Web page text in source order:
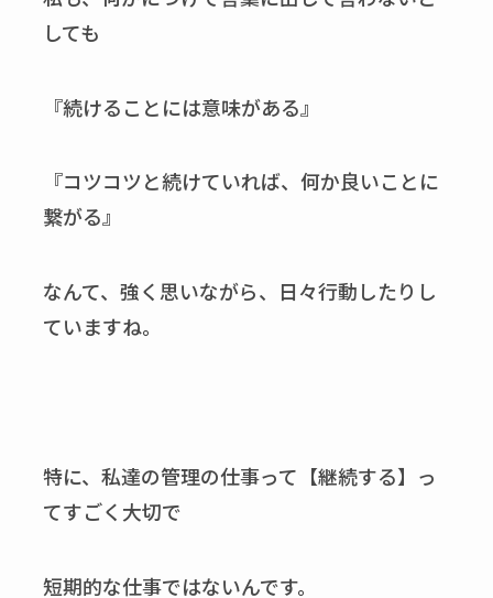
しても
『続けることには意味がある』
『コツコツと続けていれば、何か良いことに
繋がる』
なんて、強く思いながら、日々行動したりし
ていますね。
特に、私達の管理の仕事って【継続する】っ
てすごく大切で
短期的な仕事ではないんです。